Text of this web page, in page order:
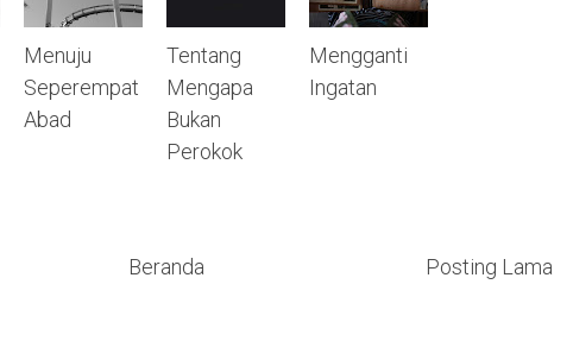
Menuju
Seperempat
Abad
Tentang
Mengapa
Bukan
Perokok
Mengganti
Ingatan
Posting Lama
Beranda